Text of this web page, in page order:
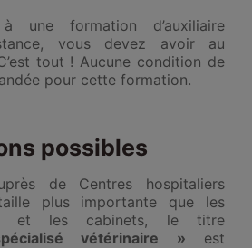
une formation d’auxiliaire
vous devez avoir au
tout ! Aucune condition de
pour cette formation.
possibles
de Centres hospitaliers
plus importante que les
et les cabinets, le titre
vétérinaire » est